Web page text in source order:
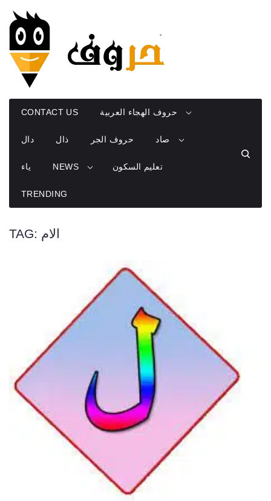
content
CONTACT US حروف الهجاء العربية
دال ذال حروف الجر صاد
ياء NEWS تعليم السكون
TRENDING
TAG: الام